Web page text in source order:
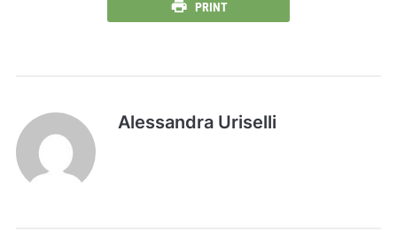
PRINT
Alessandra Uriselli